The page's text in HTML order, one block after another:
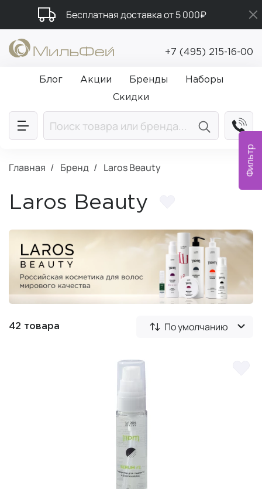
Фильтр
Бесплатная доставка от 5 000₽
Подарки в каждый заказ от 5 000₽
Промокод ПРИВЕТ
+7 (495) 215-16-00
Блог Акции Бренды
Наборы
Скидки
Главная Бренд Laros Beauty
Laros Beauty
42 товара По умолчанию